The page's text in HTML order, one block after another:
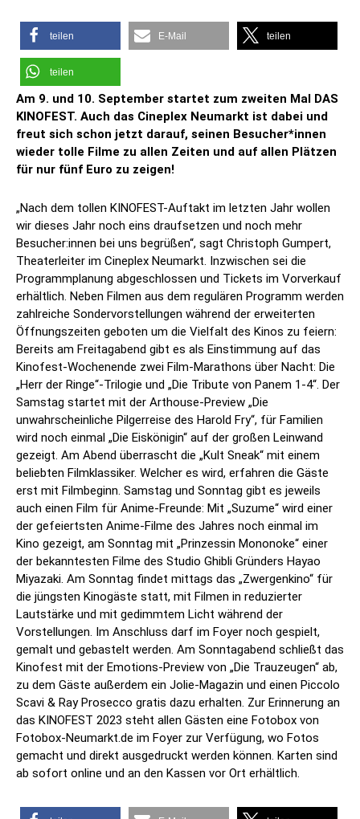
teilen E-Mail teilen
teilen
Am 9. und 10. September startet zum zweiten Mal DAS
KINOFEST. Auch das Cineplex Neumarkt ist dabei und
freut sich schon jetzt darauf, seinen Besucher*innen
wieder tolle Filme zu allen Zeiten und auf allen Plätzen
für nur fünf Euro zu zeigen!
„Nach dem tollen KINOFEST-Auftakt im letzten Jahr wollen
wir dieses Jahr noch eins draufsetzen und noch mehr
Besucher:innen bei uns begrüßen“, sagt Christoph Gumpert,
Theaterleiter im Cineplex Neumarkt. Inzwischen sei die
Programmplanung abgeschlossen und Tickets im Vorverkauf
erhältlich. Neben Filmen aus dem regulären Programm werden
zahlreiche Sondervorstellungen während der erweiterten
Öffnungszeiten geboten um die Vielfalt des Kinos zu feiern:
Bereits am Freitagabend gibt es als Einstimmung auf das
Kinofest-Wochenende zwei Film-Marathons über Nacht: Die
„Herr der Ringe“-Trilogie und „Die Tribute von Panem 1-4“. Der
Samstag startet mit der Arthouse-Preview „Die
unwahrscheinliche Pilgerreise des Harold Fry“, für Familien
wird noch einmal „Die Eiskönigin“ auf der großen Leinwand
gezeigt. Am Abend überrascht die „Kult Sneak“ mit einem
beliebten Filmklassiker. Welcher es wird, erfahren die Gäste
erst mit Filmbeginn. Samstag und Sonntag gibt es jeweils
auch einen Film für Anime-Freunde: Mit „Suzume“ wird einer
der gefeiertsten Anime-Filme des Jahres noch einmal im
Kino gezeigt, am Sonntag mit „Prinzessin Mononoke“ einer
der bekanntesten Filme des Studio Ghibli Gründers Hayao
Miyazaki. Am Sonntag findet mittags das „Zwergenkino“ für
die jüngsten Kinogäste statt, mit Filmen in reduzierter
Lautstärke und mit gedimmtem Licht während der
Vorstellungen. Im Anschluss darf im Foyer noch gespielt,
gemalt und gebastelt werden. Am Sonntagabend schließt das
Kinofest mit der Emotions-Preview von „Die Trauzeugen“ ab,
zu dem Gäste außerdem ein Jolie-Magazin und einen Piccolo
Scavi & Ray Prosecco gratis dazu erhalten. Zur Erinnerung an
das KINOFEST 2023 steht allen Gästen eine Fotobox von
Fotobox-Neumarkt.de im Foyer zur Verfügung, wo Fotos
gemacht und direkt ausgedruckt werden können. Karten sind
ab sofort online und an den Kassen vor Ort erhältlich.